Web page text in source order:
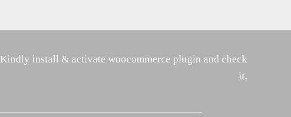
Kindly install & activate woocommerce plugin and check
it.